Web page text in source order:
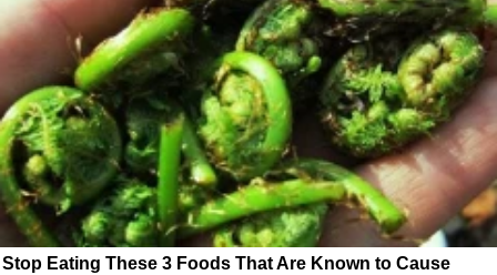
Stop Eating These 3 Foods That Are Known to Cause